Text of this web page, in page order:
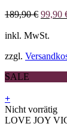
auf.
Optionen
auf
Produktseite
werden
189,90€
war:
99,90
inkl. MwSt.
zzgl.
SALE
+
Dieses
Produkt
Nicht vorrätig
LOVE JOY